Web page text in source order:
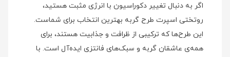
اگر به دنبال تغییر دکوراسیون با انرژی مثبت هستید،
روتختی اسپرت طرح گربه بهترین انتخاب برای شماست.
این طرح‌ها که ترکیبی از ظرافت و جذابیت هستند، برای
همه‌ی عاشقان گربه و سبک‌های فانتزی ایده‌آل است. با